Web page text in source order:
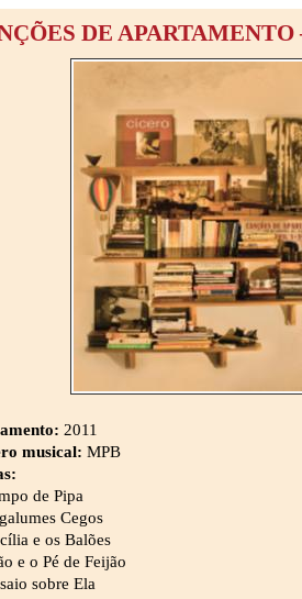
DE APARTAMENTO
2011
musical: MPB
de Pipa
Cegos
e os Balões
e o Pé de Feijão
sobre Ela